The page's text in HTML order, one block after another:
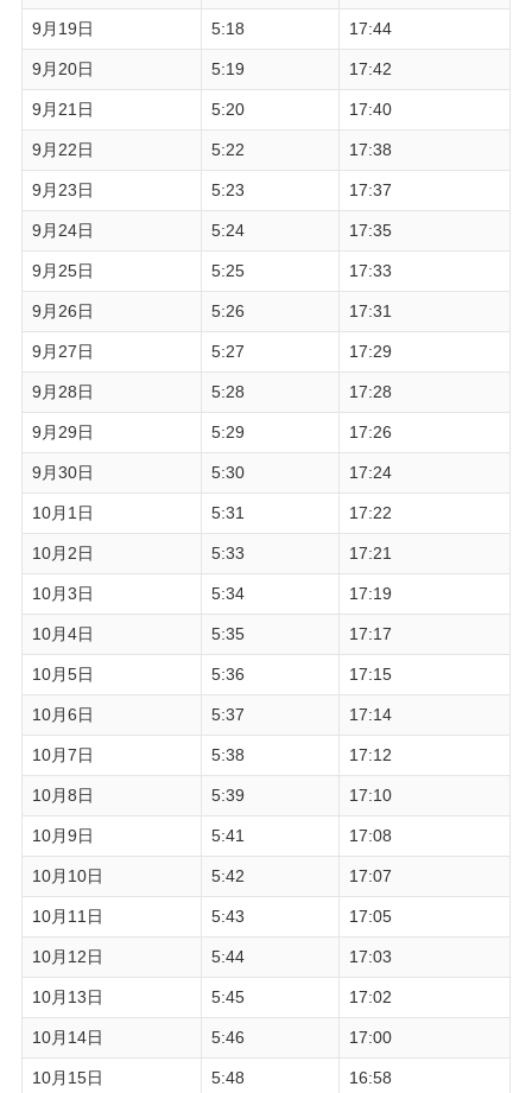
9月19日 5:18 17:44
9月20日 5:19 17:42
9月21日 5:20 17:40
9月22日 5:22 17:38
9月23日 5:23 17:37
9月24日 5:24 17:35
9月25日 5:25 17:33
9月26日 5:26 17:31
9月27日 5:27 17:29
9月28日 5:28 17:28
9月29日 5:29 17:26
9月30日 5:30 17:24
10月1日 5:31 17:22
10月2日 5:33 17:21
10月3日 5:34 17:19
10月4日 5:35 17:17
10月5日 5:36 17:15
10月6日 5:37 17:14
10月7日 5:38 17:12
10月8日 5:39 17:10
10月9日 5:41 17:08
10月10日 5:42 17:07
10月11日 5:43 17:05
10月12日 5:44 17:03
10月13日 5:45 17:02
10月14日 5:46 17:00
10月15日 5:48 16:58